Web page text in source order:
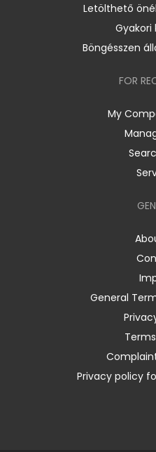
Letölthető
Gyakori
Böngésszen
FOR
My
General
Privacy policy